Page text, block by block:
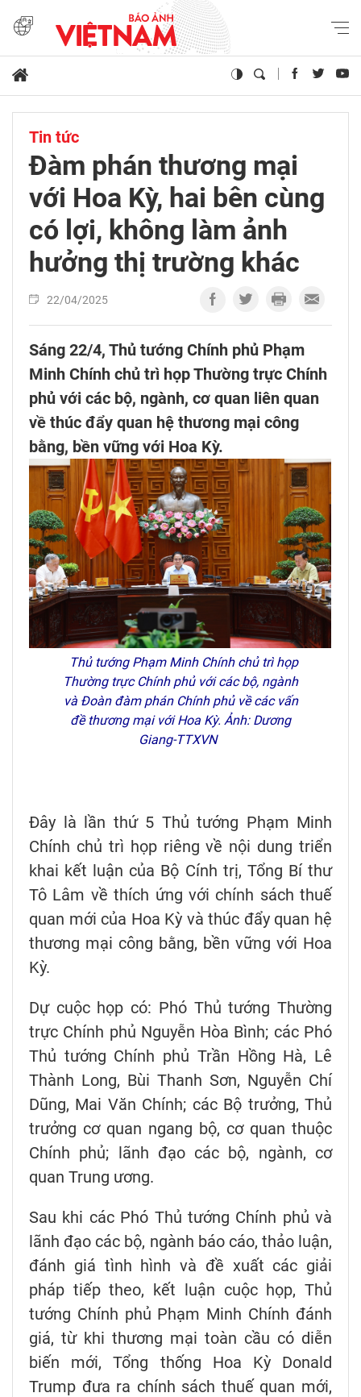
Tin tức
Đàm phán thương mại
với Hoa Kỳ, hai bên cùng
có lợi, không làm ảnh
hưởng thị trường khác
22/04/2025
Sáng 22/4, Thủ tướng Chính phủ Phạm
Minh Chính chủ trì họp Thường trực Chính
phủ với các bộ, ngành, cơ quan liên quan
về thúc đẩy quan hệ thương mại công
bằng, bền vững với Hoa Kỳ.
Thủ tướng Phạm Minh Chính chủ trì họp
Thường trực Chính phủ với các bộ, ngành
và Đoàn đàm phán Chính phủ về các vấn
đề thương mại với Hoa Kỳ. Ảnh: Dương
Giang-TTXVN
Đây là lần thứ 5 Thủ tướng Phạm Minh
Chính chủ trì họp riêng về nội dung triển
khai kết luận của Bộ Cính trị, Tổng Bí thư
Tô Lâm về thích ứng với chính sách thuế
quan mới của Hoa Kỳ và thúc đẩy quan hệ
thương mại công bằng, bền vững với Hoa
Kỳ.
Dự cuộc họp có: Phó Thủ tướng Thường
trực Chính phủ Nguyễn Hòa Bình; các Phó
Thủ tướng Chính phủ Trần Hồng Hà, Lê
Thành Long, Bùi Thanh Sơn, Nguyễn Chí
Dũng, Mai Văn Chính; các Bộ trưởng, Thủ
trưởng cơ quan ngang bộ, cơ quan thuộc
Chính phủ; lãnh đạo các bộ, ngành, cơ
quan Trung ương.
Sau khi các Phó Thủ tướng Chính phủ và
lãnh đạo các bộ, ngành báo cáo, thảo luận,
đánh giá tình hình và đề xuất các giải
pháp tiếp theo, kết luận cuộc họp, Thủ
tướng Chính phủ Phạm Minh Chính đánh
giá, từ khi thương mại toàn cầu có diễn
biến mới, Tổng thống Hoa Kỳ Donald
Trump đưa ra chính sách thuế quan mới,